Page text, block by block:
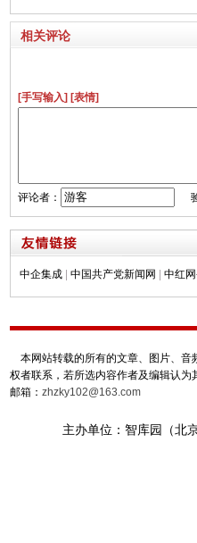
相关评论
[手写输入] [表情]
评论者： 验
中企集成 中国共产党新闻网 中红
本网站转载的所有的文章、图片、音
权者联系，若所选内容作者及编辑认
邮箱： zhzky102@163.com
主办单位：智库园（北